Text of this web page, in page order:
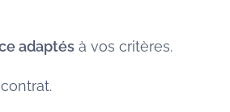
adaptésà vos critères.